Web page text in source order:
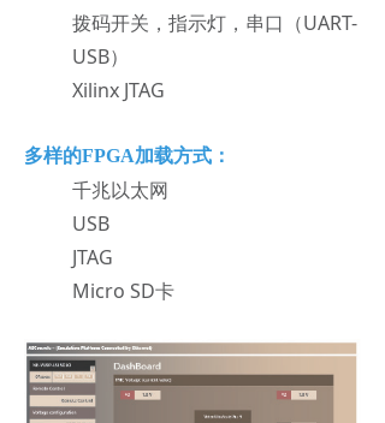
拨码开关，指示灯，串口（UART-
USB）
Xilinx JTAG
多样的FPGA加载方式：
千兆以太网
USB
JTAG
Micro SD卡